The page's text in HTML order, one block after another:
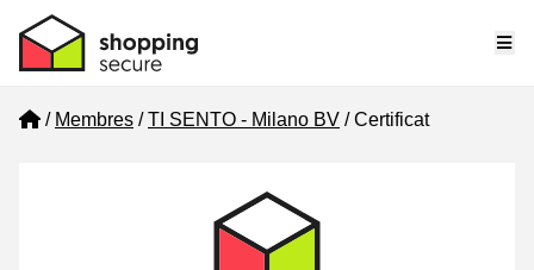
Home
Membres TI SENTO - Milano BV Certificat